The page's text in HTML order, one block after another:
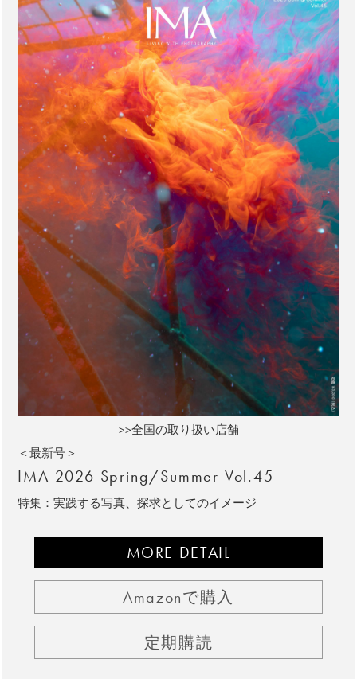
>>全国の取り扱い店舗
＜最新号＞
IMA 2026 Spring/Summer Vol.45
特集：実践する写真、探求としてのイメージ
MORE DETAIL
Amazonで購入
定期購読